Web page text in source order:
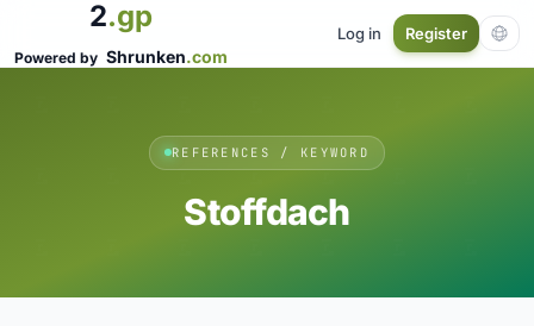
2.gp
Powered by Shrunken.com
Log in Register
REFERENCES / KEYWORD
Stoffdach